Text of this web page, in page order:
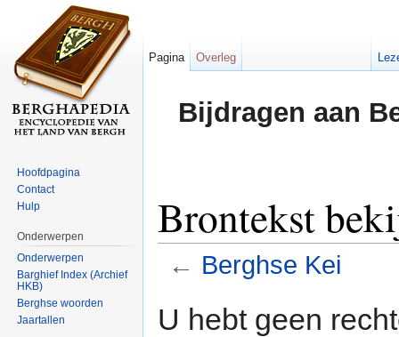
Bijdragen aan
Brontekst
← Berghse Kei
U hebt geen
Pagina Overleg
Hoofdpagina
Contact
Hulp
Onderwerpen
Onderwerpen
Barghief Index (Archief
HKB)
Berghse woorden
Jaartallen